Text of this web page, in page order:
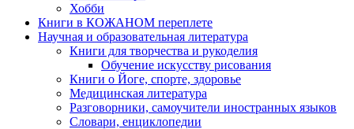
Хобби
Книги в КОЖАНОМ переплете
Научная и образовательная литература
Книги для творчества и рукоделия
Обучение искусству рисования
Книги о Йоге, спорте, здоровье
Медицинская литература
Разговорники, самоучители иностранных языков
Словари, енциклопедии